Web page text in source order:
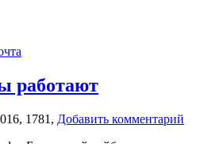
работают
1781, Добавить комментарий